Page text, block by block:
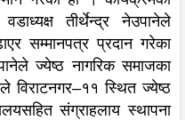
तीर्थेन्द्र नेउपानेले
सम्मानपत्र प्रदान गरेका
ज्येष्ठ नागरिक समाजका
विराटनगर–११ स्थित ज्येष्ठ
संग्राहलाय स्थापना